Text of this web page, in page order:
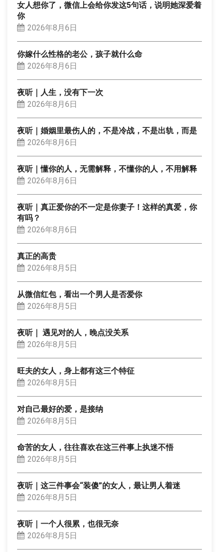
女人想你了，微信上会给你发这5句话，说明她深爱着
你
2026年8月6日
你嫁什么性格的老公，孩子就什么命
2026年8月6日
夜听｜人生，没有下一次
2026年8月6日
夜听｜婚姻里最伤人的，不是冷战，不是出轨，而是
2026年8月6日
夜听｜懂你的人，无需解释，不懂你的人，不用解释
2026年8月6日
夜听｜真正爱你的不一定是你妻子！这样的真爱，你
有吗？
2026年8月6日
真正的高贵
2026年8月5日
从微信红包，看出一个男人是否爱你
2026年8月5日
夜听｜ 遇见对的人，晚点没关系
2026年8月5日
旺夫的女人，身上都有这三个特征
2026年8月5日
对自己最好的爱，是接纳
2026年8月5日
命苦的女人，往往喜欢在这三件事上执迷不悟
2026年8月5日
夜听｜这三件事会“装傻”的女人，最让男人着迷
2026年8月5日
夜听｜一个人很累，也很无奈
2026年8月5日